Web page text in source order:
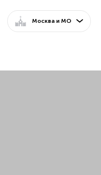
Москва и МО